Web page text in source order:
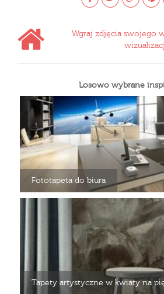
Wgraj zdjęcia swojego
Losowo wybrane
Fototapeta do biura
Tapety artystyczne w kwiaty na